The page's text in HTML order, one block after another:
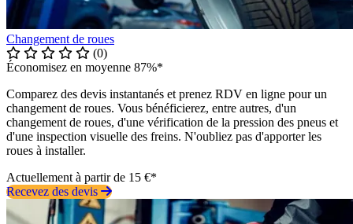
Changement de roues
(0)
Économisez en moyenne 87%*
Comparez des devis instantanés et prenez RDV en ligne pour un
changement de roues. Vous bénéficierez, entre autres, d'un
changement de roues, d'une vérification de la pression des pneus et
d'une inspection visuelle des freins. N'oubliez pas d'apporter les
roues à installer.
Actuellement à partir de 15 €*
Recevez des devis